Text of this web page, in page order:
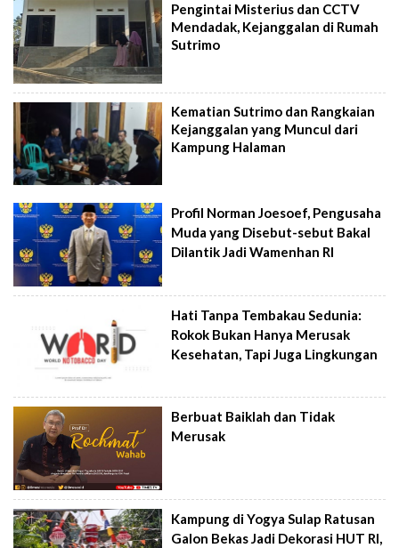
Pengintai Misterius dan CCTV
Mendadak, Kejanggalan di Rumah
Sutrimo
Kematian Sutrimo dan Rangkaian
Kejanggalan yang Muncul dari
Kampung Halaman
Profil Norman Joesoef, Pengusaha
Muda yang Disebut-sebut Bakal
Dilantik Jadi Wamenhan RI
Hati Tanpa Tembakau Sedunia:
Rokok Bukan Hanya Merusak
Kesehatan, Tapi Juga Lingkungan
Berbuat Baiklah dan Tidak
Merusak
Kampung di Yogya Sulap Ratusan
Galon Bekas Jadi Dekorasi HUT RI,